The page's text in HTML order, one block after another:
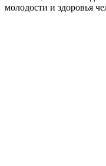
молодости и здоровья